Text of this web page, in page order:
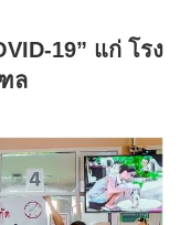
19” แก่ โรง
ล